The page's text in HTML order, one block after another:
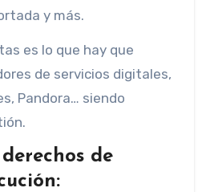
y más.
es lo que hay que
de servicios digitales,
Pandora… siendo
de